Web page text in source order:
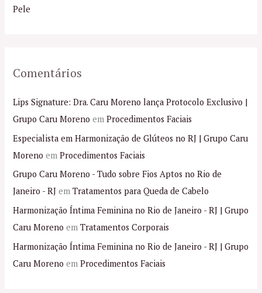
r
Pele
Comentários
Lips Signature: Dra. Caru Moreno lança Protocolo Exclusivo |
Grupo Caru Moreno emProcedimentos Faciais
Especialista em Harmonização de Glúteos no RJ | Grupo Caru
Moreno emProcedimentos Faciais
Grupo Caru Moreno - Tudo sobre Fios Aptos no Rio de
Janeiro - RJ emTratamentos para Queda de Cabelo
Harmonização Íntima Feminina no Rio de Janeiro - RJ | Grupo
Caru Moreno emTratamentos Corporais
Harmonização Íntima Feminina no Rio de Janeiro - RJ | Grupo
Caru Moreno emProcedimentos Faciais